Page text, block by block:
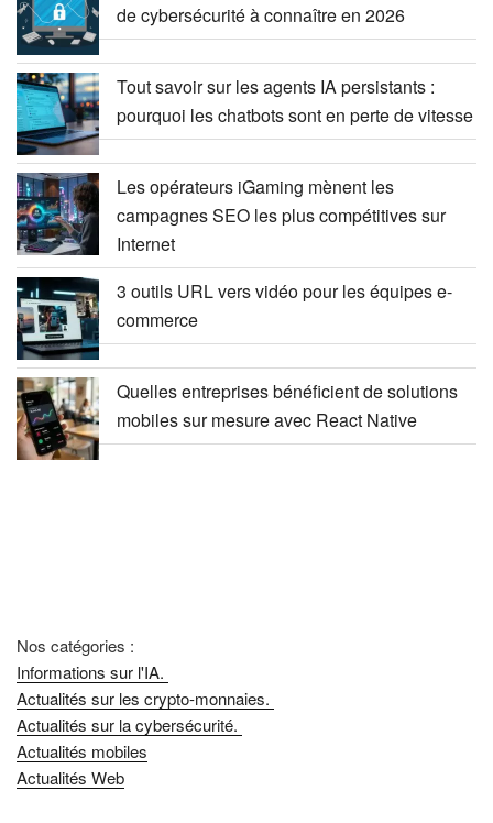
de cybersécurité à connaître en 2026
Tout savoir sur les agents IA persistants :
pourquoi les chatbots sont en perte de vitesse
Les opérateurs iGaming mènent les
campagnes SEO les plus compétitives sur
Internet
3 outils URL vers vidéo pour les équipes e-
commerce
Quelles entreprises bénéficient de solutions
mobiles sur mesure avec React Native
Nos catégories :
Informations sur l'IA.
Actualités sur les crypto-monnaies.
Actualités sur la cybersécurité.
Actualités mobiles
Actualités Web